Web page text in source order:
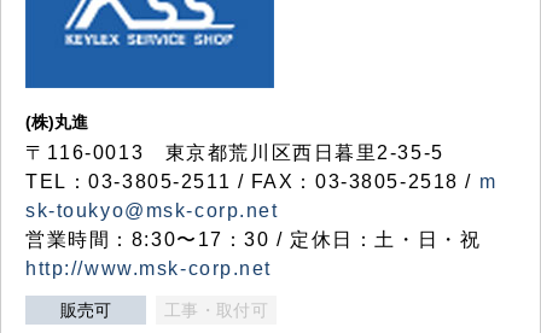
(株)丸進
〒116-0013 東京都荒川区西日暮里2-35-5
TEL：03-3805-2511 / FAX：03-3805-2518 / m
sk-toukyo@msk-corp.net
営業時間：8:30〜17：30 / 定休日：土・日・祝
http://www.msk-corp.net
販売可 工事・取付可